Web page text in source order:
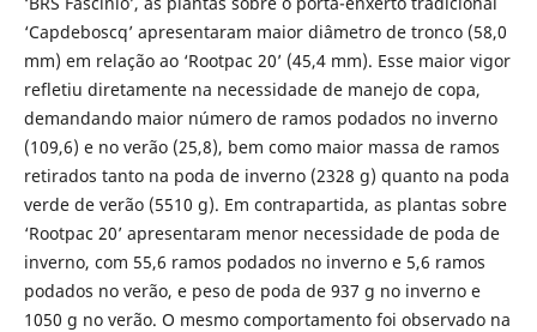
‘Capdeboscq’ apresentaram maior diâmetro de tronco (58,0
mm) em relação ao ‘Rootpac 20’ (45,4 mm). Esse maior vigor
refletiu diretamente na necessidade de manejo de copa,
demandando maior número de ramos podados no inverno
(109,6) e no verão (25,8), bem como maior massa de ramos
retirados tanto na poda de inverno (2328 g) quanto na poda
verde de verão (5510 g). Em contrapartida, as plantas sobre
‘Rootpac 20’ apresentaram menor necessidade de poda de
inverno, com 55,6 ramos podados no inverno e 5,6 ramos
podados no verão, e peso de poda de 937 g no inverno e
1050 g no verão. O mesmo comportamento foi observado na